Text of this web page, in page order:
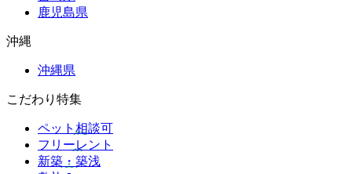
鹿児島県
沖縄
沖縄県
こだわり特集
ペット相談可
フリーレント
新築・築浅